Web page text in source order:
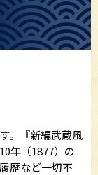
。『新編武蔵風
年（1877）の
歴など一切不